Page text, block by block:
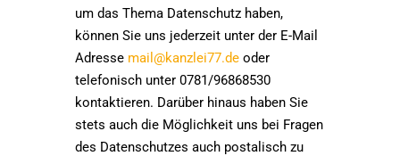
um das Thema Datenschutz haben,
können Sie uns jederzeit unter der E-Mail
Adresse mail@kanzlei77.de oder
telefonisch unter 0781/96868530
kontaktieren. Darüber hinaus haben Sie
stets auch die Möglichkeit uns bei Fragen
des Datenschutzes auch postalisch zu